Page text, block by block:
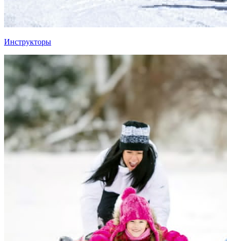
Инструкторы